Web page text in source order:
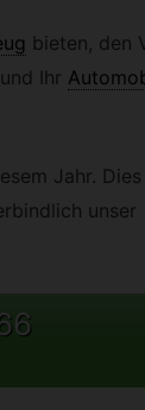
bieten, den
Ihr
Jahr.
unser